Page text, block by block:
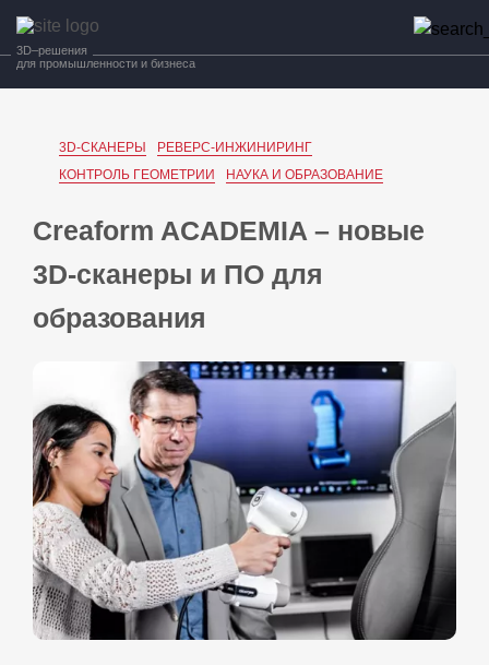
3D–решения
для промышленности и бизнеса
3D-СКАНЕРЫ
РЕВЕРС-ИНЖИНИРИНГ
КОНТРОЛЬ ГЕОМЕТРИИ
НАУКА И ОБРАЗОВАНИЕ
Creaform ACADEMIA – новые
3D-сканеры и ПО для
образования